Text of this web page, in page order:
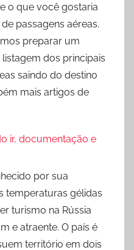
o que você gostaria
passagens aéreas.
preparar um
dos principais
saindo do destino
mais artigos de
ir, documentação e
por sua
temperaturas gélidas
turismo na Rússia
e atraente. O país é
território em dois